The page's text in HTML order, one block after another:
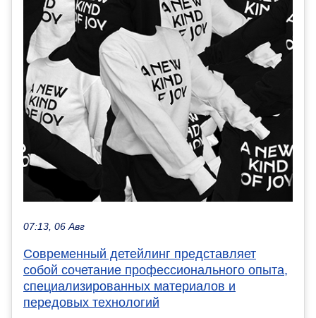
07:13, 06 Авг
Современный детейлинг представляет
собой сочетание профессионального опыта,
специализированных материалов и
передовых технологий